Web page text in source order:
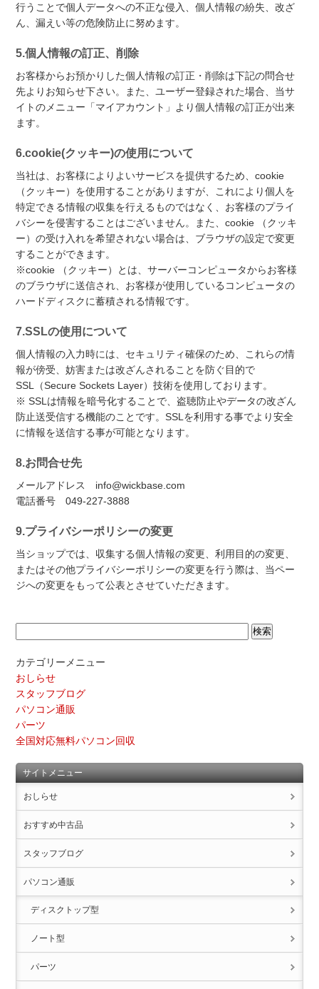
行うことで個人データへの不正な侵入、個人情報の紛失、改ざ
ん、漏えい等の危険防止に努めます。
5.個人情報の訂正、削除
お客様からお預かりした個人情報の訂正・削除は下記の問合せ
先よりお知らせ下さい。また、ユーザー登録された場合、当サ
イトのメニュー「マイアカウント」より個人情報の訂正が出来
ます。
6.cookie(クッキー)の使用について
当社は、お客様によりよいサービスを提供するため、cookie
（クッキー）を使用することがありますが、これにより個人を
特定できる情報の収集を行えるものではなく、お客様のプライ
バシーを侵害することはございません。また、cookie （クッキ
ー）の受け入れを希望されない場合は、ブラウザの設定で変更
することができます。
※cookie （クッキー）とは、サーバーコンピュータからお客様
のブラウザに送信され、お客様が使用しているコンピュータの
ハードディスクに蓄積される情報です。
7.SSLの使用について
個人情報の入力時には、セキュリティ確保のため、これらの情
報が傍受、妨害または改ざんされることを防ぐ目的で
SSL（Secure Sockets Layer）技術を使用しております。
※ SSLは情報を暗号化することで、盗聴防止やデータの改ざん
防止送受信する機能のことです。SSLを利用する事でより安全
に情報を送信する事が可能となります。
8.お問合せ先
メールアドレス info@wickbase.com
電話番号 049-227-3888
9.プライバシーポリシーの変更
当ショップでは、収集する個人情報の変更、利用目的の変更、
またはその他プライバシーポリシーの変更を行う際は、当ペー
ジへの変更をもって公表とさせていただきます。
カテゴリーメニュー
おしらせ
スタッフブログ
パソコン通販
パーツ
全国対応無料パソコン回収
サイトメニュー
おしらせ
おすすめ中古品
スタッフブログ
パソコン通販
ディスクトップ型
ノート型
パーツ